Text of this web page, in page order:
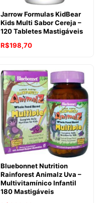
Jarrow Formulas KidBear
Kids Multi Sabor Cereja –
120 Tabletes Mastigáveis
R$198,70
Bluebonnet Nutrition
Rainforest Animalz Uva –
Multivitamínico Infantil
180 Mastigáveis